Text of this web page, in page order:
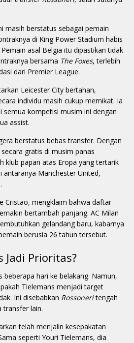
masih berstatus sebagai pemain
di King Power Stadium habis
asal Belgia itu dipastikan tidak
bersama The Foxes, terlebih
dari Premier League.
Leicester City bertahan,
individu masih cukup memikat. Ia
semua kompetisi musim ini dengan
assist.
berstatus bebas transfer. Dengan
gratis di musim panas
klub papan atas Eropa yang tertarik
antaranya Manchester United,
Cristao, mengklaim bahwa daftar
bertambah panjang. AC Milan
gelandang baru, kabarnya
berusia 26 tahun tersebut.
Jadi Prioritas?
beberapa hari ke belakang. Namun,
Tielemans menjadi target
Ini disebabkan Rossoneritengah
transfer lain.
telah menjalin kesepakatan
seperti Youri Tielemans, dia